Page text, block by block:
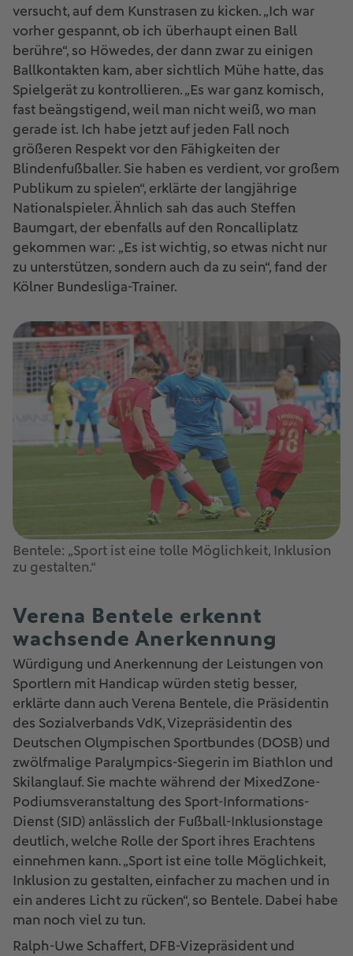
versucht, auf dem Kunstrasen zu kicken. „Ich war
vorher gespannt, ob ich überhaupt einen Ball
berühre“, so Höwedes, der dann zwar zu einigen
Ballkontakten kam, aber sichtlich Mühe hatte, das
Spielgerät zu kontrollieren. „Es war ganz komisch,
fast beängstigend, weil man nicht weiß, wo man
gerade ist. Ich habe jetzt auf jeden Fall noch
größeren Respekt vor den Fähigkeiten der
Blindenfußballer. Sie haben es verdient, vor großem
Publikum zu spielen“, erklärte der langjährige
Nationalspieler. Ähnlich sah das auch Steffen
Baumgart, der ebenfalls auf den Roncalliplatz
gekommen war: „Es ist wichtig, so etwas nicht nur
zu unterstützen, sondern auch da zu sein“, fand der
Kölner Bundesliga-Trainer.
Bentele: „Sport ist eine tolle Möglichkeit, Inklusion
zu gestalten.“
Verena Bentele erkennt
wachsende Anerkennung
Würdigung und Anerkennung der Leistungen von
Sportlern mit Handicap würden stetig besser,
erklärte dann auch Verena Bentele, die Präsidentin
des Sozialverbands VdK, Vizepräsidentin des
Deutschen Olympischen Sportbundes (DOSB) und
zwölfmalige Paralympics-Siegerin im Biathlon und
Skilanglauf. Sie machte während der MixedZone-
Podiumsveranstaltung des Sport-Informations-
Dienst (SID) anlässlich der Fußball-Inklusionstage
deutlich, welche Rolle der Sport ihres Erachtens
einnehmen kann. „Sport ist eine tolle Möglichkeit,
Inklusion zu gestalten, einfacher zu machen und in
ein anderes Licht zu rücken“, so Bentele. Dabei habe
man noch viel zu tun.
Ralph-Uwe Schaffert, DFB-Vizepräsident und